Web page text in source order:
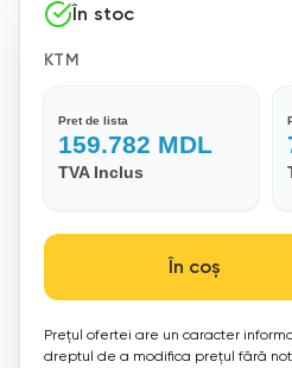
În stoc
KTM
Pret de lista
159.782 MDL
TVA Inclus
În coș
Prețul ofertei are un caracter
dreptul de a modifica prețul fără